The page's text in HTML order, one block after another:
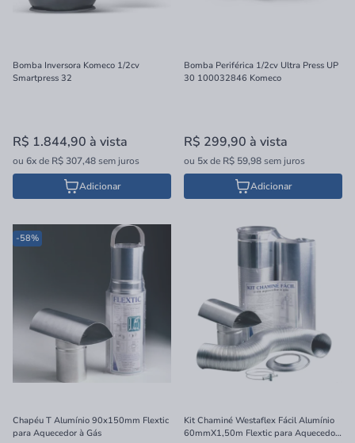
Bomba Inversora Komeco 1/2cv
Smartpress 32
R$ 1.844,90 à vista
ou 6xde R$ 307,48sem juros
Adicionar
Bomba Periférica 1/2cv Ultra Press UP
30 100032846 Komeco
R$ 299,90 à vista
ou 5xde R$ 59,98sem juros
Adicionar
-58%
Chapéu T Alumínio 90x150mm Flextic
para Aquecedor à Gás
Kit Chaminé Westaflex Fácil Alumínio
60mmX1,50m Flextic para Aquecedor